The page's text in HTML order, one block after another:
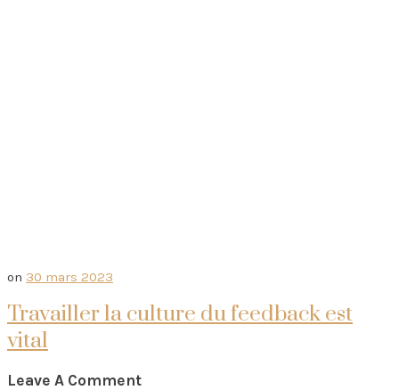
on 30 mars 2023
Travailler la culture du feedback est
vital
Leave A Comment